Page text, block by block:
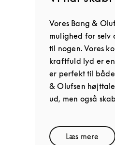
Vores Bang &
mulighed for
til nogen. Vores
kraftfuld lyd er
er perfekt til
& Olufsen
ud, men også
Læs mere
Link